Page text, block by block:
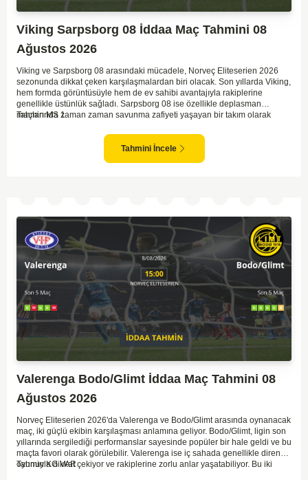
Viking Sarpsborg 08 İddaa Maç Tahmini 08
Ağustos 2026
Viking ve Sarpsborg 08 arasındaki mücadele, Norveç Eliteserien 2026
sezonunda dikkat çeken karşılaşmalardan biri olacak. Son yıllarda Viking,
hem formda görüntüsüyle hem de ev sahibi avantajıyla rakiplerine
genellikle üstünlük sağladı. Sarpsborg 08 ise özellikle deplasman
maçlarında zaman zaman savunma zafiyeti yaşayan bir takım olarak
yapıyor. Sarpsborg'un ise sürpriz yapabilme potansiyeli olsa da,
genellikle güçlü rakipler karşısında tutunmakta zorlandıkları biliniyor. Bu
doğrultuda, Viking'in galibiyete yakın olabileceği bir maç beklenebilir.
Tahmin MS 1
Tahmini İncele
Valerenga Bodo/Glimt İddaa Maç Tahmini 08
Ağustos 2026
Norveç Eliteserien 2026'da Valerenga ve Bodo/Glimt arasında oynanacak
maç, iki güçlü ekibin karşılaşması anlamına geliyor. Bodo/Glimt, ligin son
yıllarında sergilediği performanslar sayesinde popüler bir hale geldi ve bu
maçta favori olarak görülebilir. Valerenga ise iç sahada genellikle dirençli
oyunuyla dikkat çekiyor ve rakiplerine zorlu anlar yaşatabiliyor. Bu iki
Tahmin KG VAR